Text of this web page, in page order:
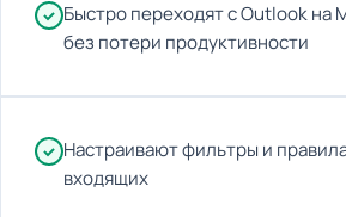
Быстро переходят с Outlook
без потери продуктивности
Настраивают фильтры и
входящих